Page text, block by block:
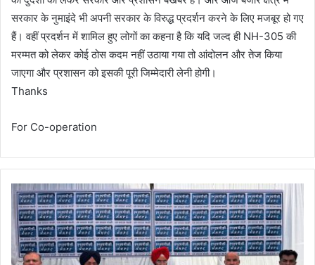
सरकार के नुमाइंदे भी अपनी सरकार के विरुद्ध प्रदर्शन करने के लिए मजबूर हो गए
हैं। वहीं प्रदर्शन में शामिल हुए लोगों का कहना है कि यदि जल्द ही NH-305 की
मरम्मत को लेकर कोई ठोस कदम नहीं उठाया गया तो आंदोलन और तेज किया
जाएगा और प्रशासन को इसकी पूरी जिम्मेदारी लेनी होगी।
Thanks
For Co-operation